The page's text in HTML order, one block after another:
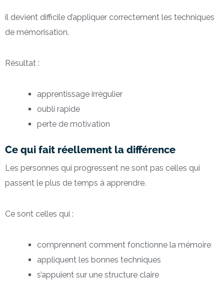
il devient difficile d’appliquer correctement les techniques
de mémorisation.
Résultat :
apprentissage irrégulier
oubli rapide
perte de motivation
Ce qui fait réellement la différence
Les personnes qui progressent ne sont pas celles qui
passent le plus de temps à apprendre.
Ce sont celles qui :
comprennent comment fonctionne la mémoire
appliquent les bonnes techniques
s’appuient sur une structure claire